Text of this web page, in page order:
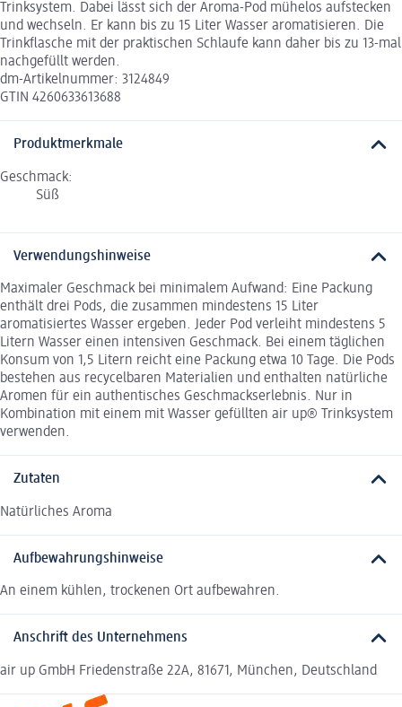
Trinksystem. Dabei lässt sich der Aroma-Pod mühelos aufstecken
und wechseln. Er kann bis zu 15 Liter Wasser aromatisieren. Die
Trinkflasche mit der praktischen Schlaufe kann daher bis zu 13-mal
nachgefüllt werden.
dm-Artikelnummer: 3124849
GTIN 4260633613688
Produktmerkmale
Geschmack:
Süß
Verwendungshinweise
Maximaler Geschmack bei minimalem Aufwand: Eine Packung
enthält drei Pods, die zusammen mindestens 15 Liter
aromatisiertes Wasser ergeben. Jeder Pod verleiht mindestens 5
Litern Wasser einen intensiven Geschmack. Bei einem täglichen
Konsum von 1,5 Litern reicht eine Packung etwa 10 Tage. Die Pods
bestehen aus recycelbaren Materialien und enthalten natürliche
Aromen für ein authentisches Geschmackserlebnis. Nur in
Kombination mit einem mit Wasser gefüllten air up® Trinksystem
verwenden.
Zutaten
Natürliches Aroma
Aufbewahrungshinweise
An einem kühlen, trockenen Ort aufbewahren.
Anschrift des Unternehmens
air up GmbH Friedenstraße 22A, 81671, München, Deutschland